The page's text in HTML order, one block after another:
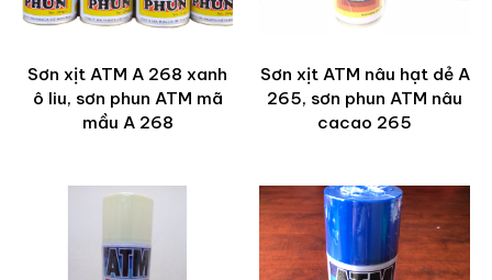
Sơn xịt ATM A 268 xanh
ô liu, sơn phun ATM mã
mầu A 268
Sơn xịt ATM nâu hạt dẻ A
265, sơn phun ATM nâu
cacao 265